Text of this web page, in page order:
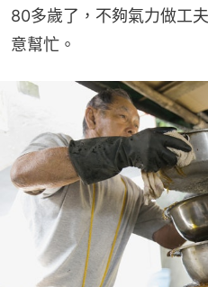
80多歲了，不夠氣力做工
意幫忙。